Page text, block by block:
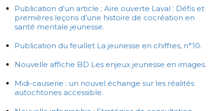
Publication d’un article : Aire ouverte Laval : Défis et
premières leçons d’une histoire de cocréation en
santé mentale jeunesse.
Publication du feuillet La jeunesse en chiffres, n°10.
Nouvelle affiche BD Les enjeux jeunesse en images.
Midi-causerie : un nouvel échange sur les réalités
autochtones accessible.